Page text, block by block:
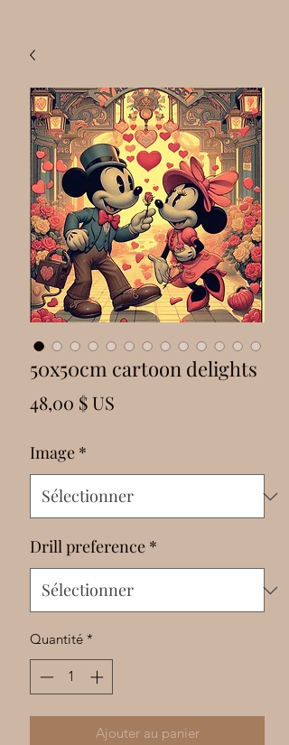
50x50cm cartoon delights
48,00 $ US
Image *
Drill preference *
Quantité *
Ajouter au panier